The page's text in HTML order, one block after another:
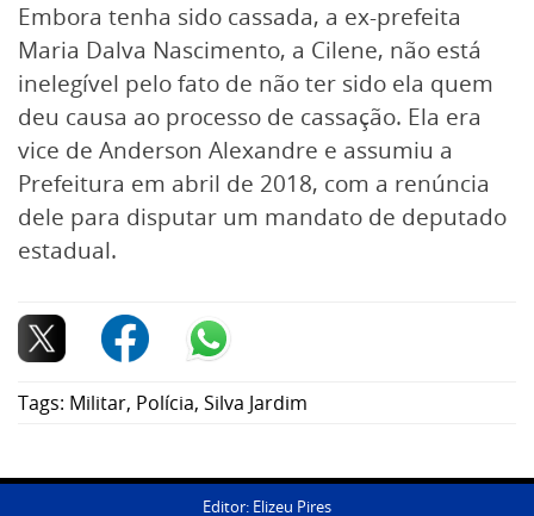
Embora tenha sido cassada, a ex-prefeita
Maria Dalva Nascimento, a Cilene, não está
inelegível pelo fato de não ter sido ela quem
deu causa ao processo de cassação. Ela era
vice de Anderson Alexandre e assumiu a
Prefeitura em abril de 2018, com a renúncia
dele para disputar um mandato de deputado
estadual.
Tags: Militar, Polícia, Silva Jardim
Editor: Elizeu Pires